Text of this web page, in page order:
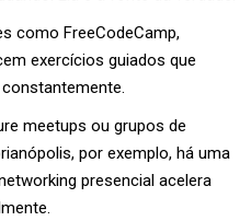
como FreeCodeCamp,
exercícios guiados que
meetups ou grupos de
por exemplo, há uma
presencial acelera